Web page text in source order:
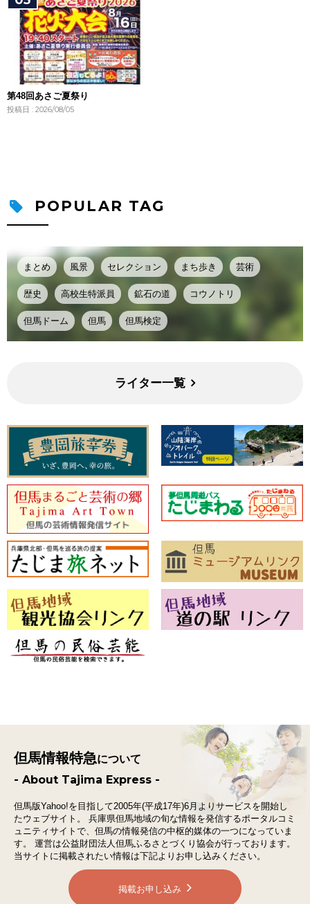
第48回あさご夏祭り
投稿日 : 2026/08/05
POPULAR TAG
まとめ 風景 セレクション まち歩き 芸術
歴史 高校生特派員 鉱石の道 コウノトリ
但馬ドーム 但馬 但馬検定
ライター一覧
但馬情報特急について
- About Tajima Express -
但馬版Yahoo!を目指して2005年(平成17年)6月よりサービスを開始し
たウェブサイト。
兵庫県但馬地域の旬な情報を発信するポータルコミ
ュニティサイトで、 但馬の情報発信の中枢的媒体の一つになっていま
す。
運営は公益財団法人但馬ふるさとづくり協会が行っております。
当サイトに掲載されたい情報は下記よりお申し込みください。
掲載お申し込み